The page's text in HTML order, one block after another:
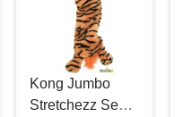
Kong Jumbo
Stretchezz Sesli